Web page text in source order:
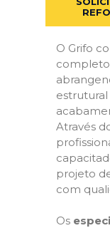
O Grifo
estrutural
Através
projeto
com
Os